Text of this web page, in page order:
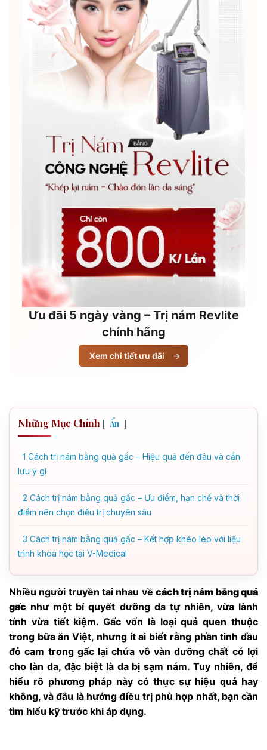
Ưu đãi 5 ngày vàng – Trị nám Revlite
chính hãng
Xem chi tiết ưu đãi →
Những Mục Chính [ Ẩn ]
1 Cách trị nám bằng quả gấc – Hiệu quả đến đâu và cần
lưu ý gì
2 Cách trị nám bằng quả gấc – Ưu điểm, hạn chế và thời
điểm nên chọn điều trị chuyên sâu
3 Cách trị nám bằng quả gấc – Kết hợp khéo léo với liệu
trình khoa học tại V-Medical
Nhiều người truyền tai nhau về cách trị nám bằng quả
gấc như một bí quyết dưỡng da tự nhiên, vừa lành
tính vừa tiết kiệm. Gấc vốn là loại quả quen thuộc
trong bữa ăn Việt, nhưng ít ai biết rằng phần tinh dầu
đỏ cam trong gấc lại chứa vô vàn dưỡng chất có lợi
cho làn da, đặc biệt là da bị sạm nám. Tuy nhiên, để
hiểu rõ phương pháp này có thực sự hiệu quả hay
không, và đâu là hướng điều trị phù hợp nhất, bạn cần
tìm hiểu kỹ trước khi áp dụng.